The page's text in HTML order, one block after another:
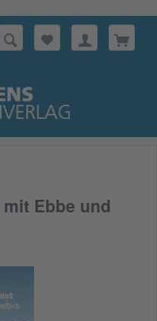
Ebbe und